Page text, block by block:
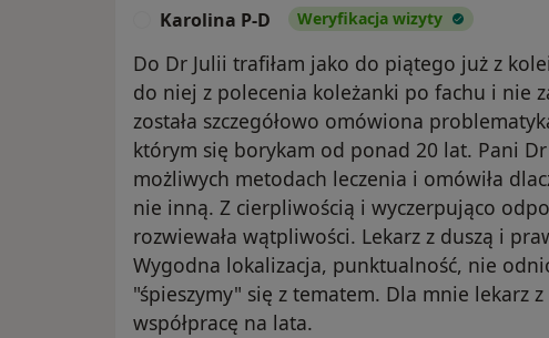
Karolina P-D Weryfikacja wizyty
Do Dr Julii trafiłam jako do piątego już z
do niej z polecenia koleżanki po fachu i nie
została szczegółowo omówiona
którym się borykam od ponad 20 lat. Pani
możliwych metodach leczenia i omówiła
nie inną. Z cierpliwością i wyczerpująco
rozwiewała wątpliwości. Lekarz z duszą i
Wygodna lokalizacja, punktualność, nie
"śpieszymy" się z tematem. Dla mnie lekarz
współpracę na lata.